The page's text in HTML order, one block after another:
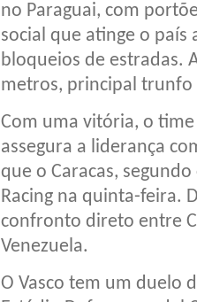
no Paraguai, com
social que atinge o
bloqueios de estradas.
metros, principal
Com uma vitória, o
assegura a liderança
que o Caracas,
Racing na quinta-feira.
confronto direto entre
Venezuela.
O Vasco tem um duelo